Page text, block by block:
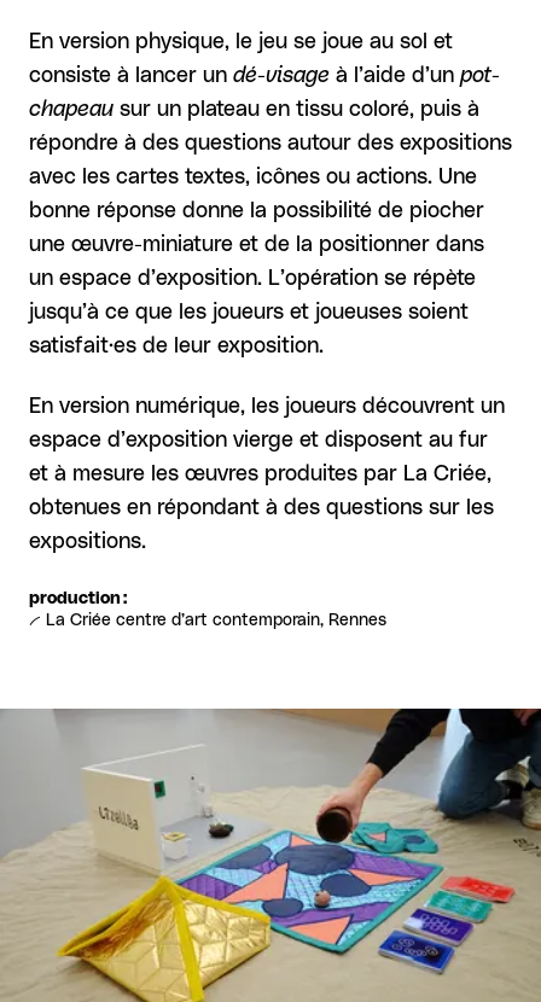
En version physique, le jeu se joue au sol et
consiste à lancer un dé-visage à l’aide d’un pot-
chapeau sur un plateau en tissu coloré, puis à
répondre à des questions autour des expositions
avec les cartes textes, icônes ou actions. Une
bonne réponse donne la possibilité de piocher
une œuvre-miniature et de la positionner dans
un espace d’exposition. L’opération se répète
jusqu’à ce que les joueurs et joueuses soient
satisfait·es de leur exposition.
En version numérique, les joueurs découvrent un
espace d’exposition vierge et disposent au fur
et à mesure les œuvres produites par La Criée,
obtenues en répondant à des questions sur les
expositions.
production :
-- La Criée centre d’art contemporain, Rennes